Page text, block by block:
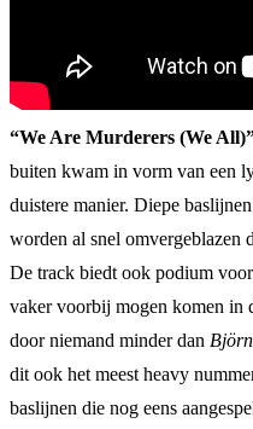
“We Are Murderers (We
buiten kwam in vorm van een
duistere manier. Diepe
worden al snel omvergeblazen
De track biedt ook podium
vaker voorbij mogen komen in
door niemand minder dan
dit ook het meest heavy
baslijnen die nog eens